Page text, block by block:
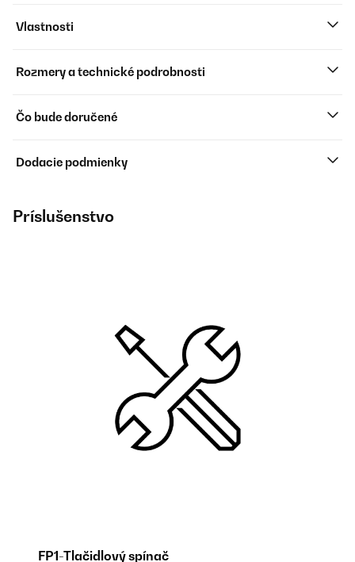
Vlastnosti
Rozmery a technické podrobnosti
Čo bude doručené
Dodacie podmienky
Príslušenstvo
FP1-Tlačidlový spínač